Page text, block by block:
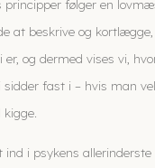
følger en
at beskrive og
er, og dermed vises vi,
sidder fast i – hvis man
ind i psykens allerinderste